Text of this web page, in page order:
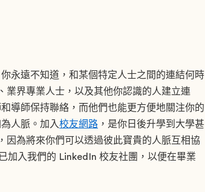
永遠不知道，和某個特定人士之間的連結何時
業界專業人士，以及其他你認識的人建立連
導師保持聯絡，而他們也能更方便地關注你的
人脈。加入校友網路 ，是你日後升學到大學甚
因為將來你們可以透過彼此寶貴的人脈互相協
加入我們的 LinkedIn 校友社團，以便在畢業